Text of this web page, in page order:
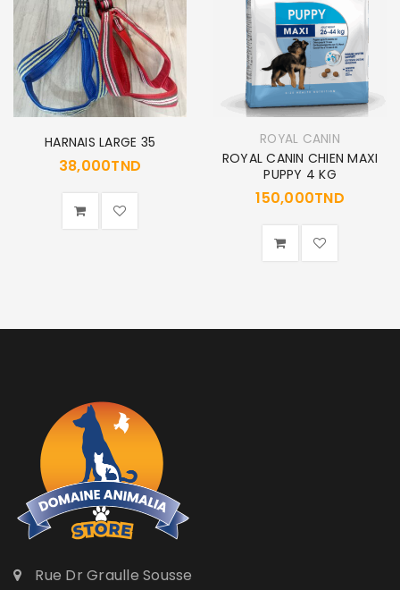
HARNAIS LARGE 35
38,000TND
ROYAL CANIN
ROYAL CANIN CHIEN MAXI
PUPPY 4 KG
150,000TND
Rue Dr Graulle Sousse